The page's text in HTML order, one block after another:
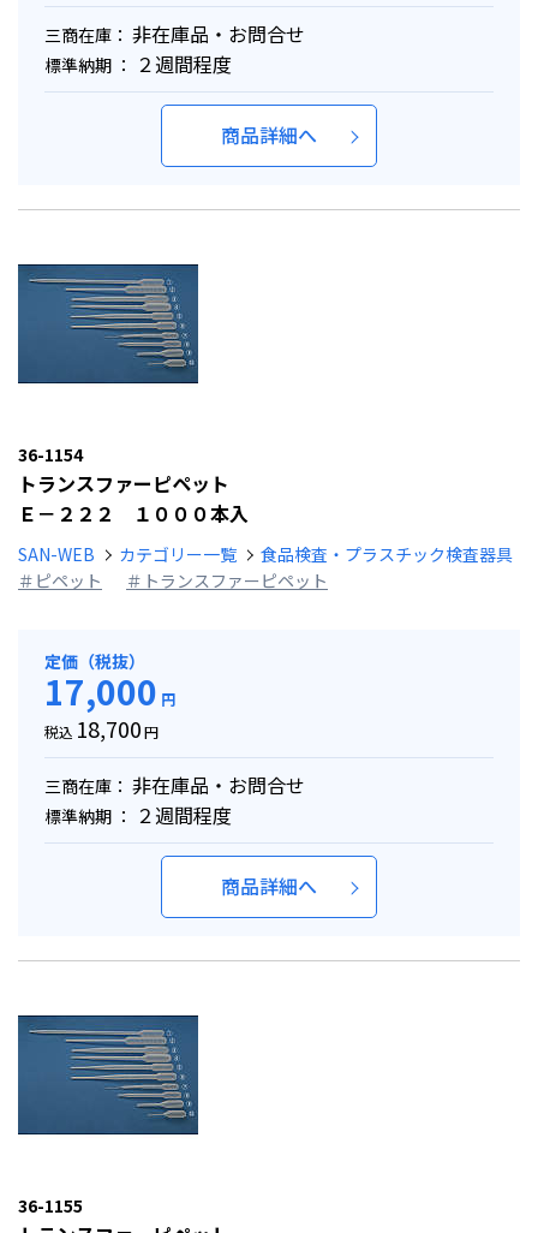
三商在庫： 非在庫品・お問合せ
標準納期 ： ２週間程度
商品詳細へ
36-1154
トランスファーピペット
Ｅ－２２２ １０００本入
SAN-WEB カテゴリー一覧
食品検査・プラスチック検査器具
＃ピペット
＃トランスファーピペット
定価（税抜）
17,000 円
税込 18,700円
三商在庫： 非在庫品・お問合せ
標準納期 ： ２週間程度
商品詳細へ
36-1155